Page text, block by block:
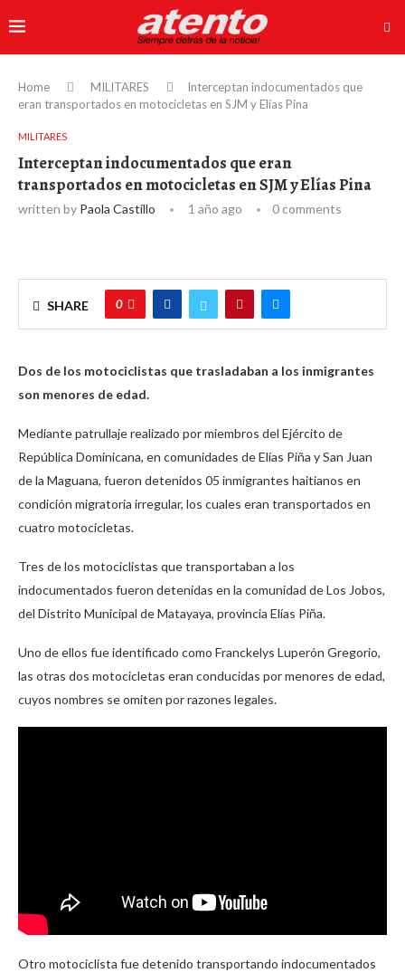
Home MILITARES
Interceptan indocumentados que
eran transportados en motocicletas en SJM y Elías Pina
MILITARES
Interceptan indocumentados que eran
transportados en motocicletas en SJM y Elías Pina
written by Paola Castillo 1 año ago 0 comments
SHARE 0
Dos de los motociclistas que trasladaban a los inmigrantes
son menores de edad.
Mediante patrullaje realizado por miembros del Ejército de
República Dominicana, en comunidades de Elías Piña y San Juan
de la Maguana, fueron detenidos 05 inmigrantes haitianos en
condición migratoria irregular, los cuales eran transportados en
cuatro motocicletas.
Tres de los motociclistas que transportaban a los
indocumentados fueron detenidas en la comunidad de Los Jobos,
del Distrito Municipal de Matayaya, provincia Elías Piña.
Uno de ellos fue identificado como Franckelys Luperón Gregorio,
las otras dos motocicletas eran conducidas por menores de edad,
cuyos nombres se omiten por razones legales.
Otro motociclista fue detenido transportando indocumentados